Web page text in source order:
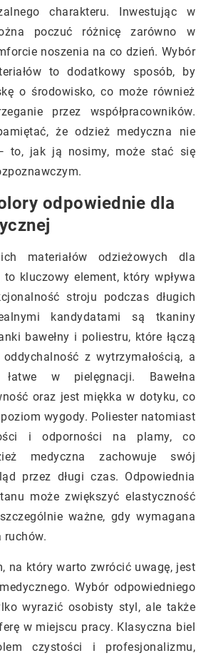
charakteru. Inwestując w
poczuć różnicę zarówno w
noszenia na co dzień. Wybór
to dodatkowy sposób, by
o środowisko, co może również
przez współpracowników.
że odzież medyczna nie
to, jak ją nosimy, może stać się
odpowiednie dla
materiałów odzieżowych dla
kluczowy element, który wpływa
stroju podczas długich
kandydatami są tkaniny
bawełny i poliestru, które łączą
z wytrzymałością, a
w pielęgnacji. Bawełna
oraz jest miękka w dotyku, co
wygody. Poliester natomiast
i odporności na plamy, co
medyczna zachowuje swój
przez długi czas. Odpowiednia
może zwiększyć elastyczność
ważne, gdy wymagana
ruchów.
na który warto zwrócić uwagę, jest
Wybór odpowiedniego
wyrazić osobisty styl, ale także
w miejscu pracy. Klasyczna biel
czystości i profesjonalizmu,